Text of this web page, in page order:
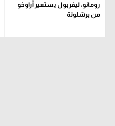
تقرير في الجول
رومانو: ليفربول يستعير أراوخو
من برشلونة